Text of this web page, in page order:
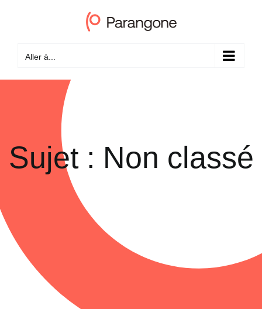
Aller à...
Sujet : Non classé